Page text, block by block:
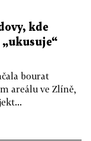
kde
bourat
areálu ve Zlíně,